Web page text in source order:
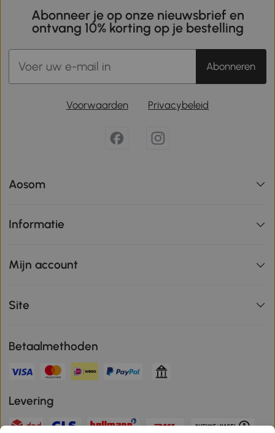
Abonneer je op onze nieuwsbrief en
ontvang 10% korting op je bestelling
Abonneren
Voorwaarden Privacybeleid
Aosom
Informatie
Mijn account
Site
Betaalmethoden
Levering